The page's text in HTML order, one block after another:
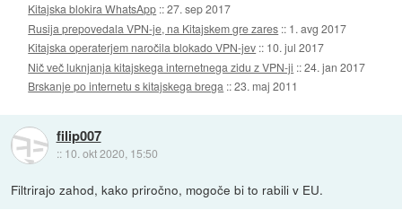
Kitajska blokira WhatsApp ::27. sep 2017
Rusija prepovedala VPN-je, na Kitajskem gre zares :: 1. avg 2017
Kitajska operaterjem naročila blokado VPN-jev :: 10. jul 2017
Nič več luknjanja kitajskega internetnega zidu z VPN-ji ::24. jan 2017
Brskanje po internetu s kitajskega brega ::23. maj 2011
filip007
:: 10. okt 2020, 15:50
Filtrirajo zahod, kako priročno, mogoče bi to rabili v EU.